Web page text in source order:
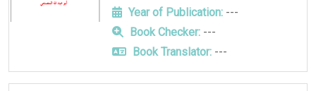
Year of Publication:---
Book Checker:---
Book Translator:---